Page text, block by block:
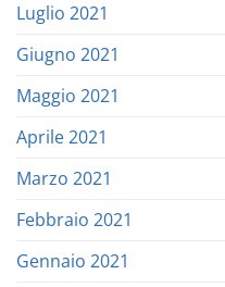
Luglio 2021
Giugno 2021
Maggio 2021
Aprile 2021
Marzo 2021
Febbraio 2021
Gennaio 2021